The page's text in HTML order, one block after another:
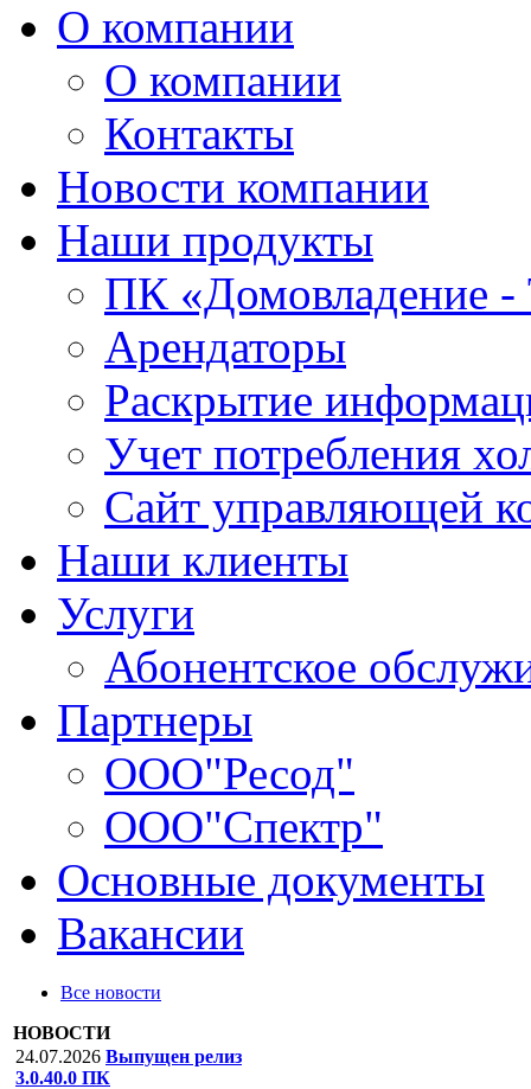
О компании
О компании
Контакты
Новости компании
Наши продукты
ПК «Домовладение -
Арендаторы
Раскрытие
Учет потребления
Сайт управляющей
Наши клиенты
Услуги
Абонентское
Партнеры
ООО"Ресод"
ООО"Спектр"
Основные документы
Вакансии
Все новости
НОВОСТИ
24.07.2026 Выпущен релиз
3.0.40.0 ПК